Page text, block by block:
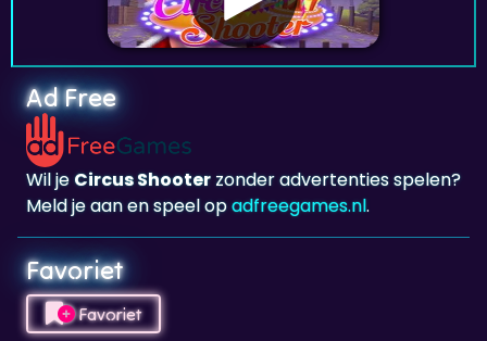
Ad Free
Wil je Circus Shooter
Meld je aan en speel op
Favoriet
Favoriet
Klik omCircus Shooter
favorieten.